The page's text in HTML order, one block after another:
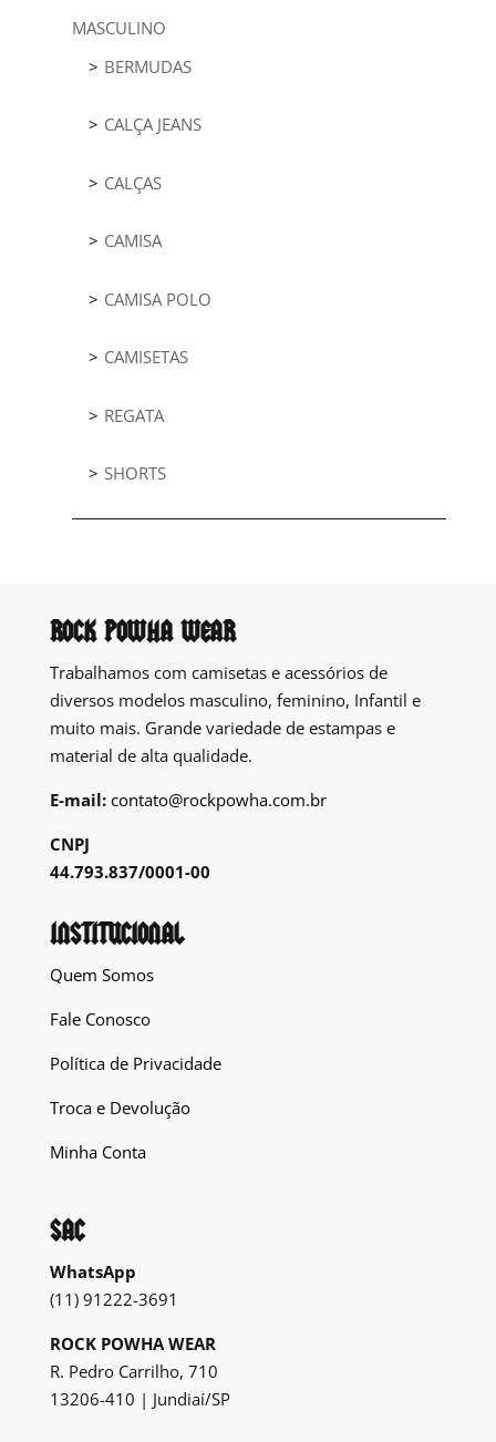
MASCULINO
BERMUDAS
CALÇA JEANS
CALÇAS
CAMISA
CAMISA POLO
CAMISETAS
REGATA
SHORTS
ROCK POWHA WEAR
Trabalhamos com camisetas e acessórios de
diversos modelos masculino, feminino, Infantil e
muito mais. Grande variedade de estampas e
material de alta qualidade.
E-mail: contato@rockpowha.com.br
CNPJ
44.793.837/0001-00
INSTITUCIONAL
Quem Somos
Fale Conosco
Política de Privacidade
Troca e Devolução
Minha Conta
SAC
WhatsApp
(11) 91222-3691
ROCK POWHA WEAR
R. Pedro Carrilho, 710
13206-410 | Jundiaí/SP